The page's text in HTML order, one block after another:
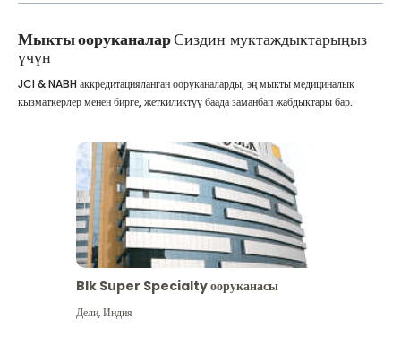
Мыкты ооруканаларСиздин муктаждыктарыңыз
үчүн
JCI & NABH аккредитацияланган ооруканаларды, эң мыкты медициналык
кызматкерлер менен бирге, жеткиликтүү баада заманбап жабдыктары бар.
Blk Super Specialty ооруканасы
Дели,Индия